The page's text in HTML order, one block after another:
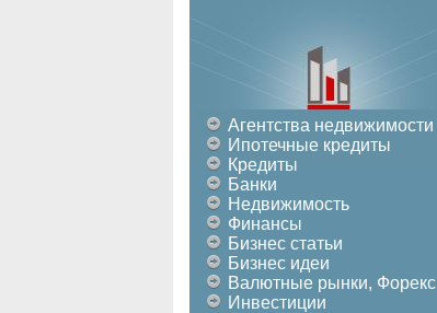
Агентства недвижимости
Ипотечные кредиты
Кредиты
Банки
Недвижимость
Финансы
Бизнес статьи
Бизнес идеи
Валютные рынки, Форекс
Инвестиции